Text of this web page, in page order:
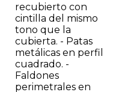
recubierto con
cintilla del mismo
tono que la
cubierta. - Patas
metálicas en perfil
cuadrado. -
Faldones
perimetrales en